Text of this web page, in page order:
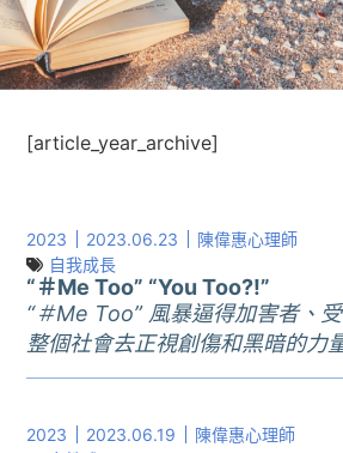
[article_year_archive]
2023 2023.06.23
陳偉惠心理師
自我成長
“＃Me Too” “You Too?!”
“＃Me Too” 風暴逼得加害者、
整個社會去正視創傷和黑暗的力
__________________________________
的引火線就向四面八方擴散出
2023 2023.06.19
陳偉惠心理師